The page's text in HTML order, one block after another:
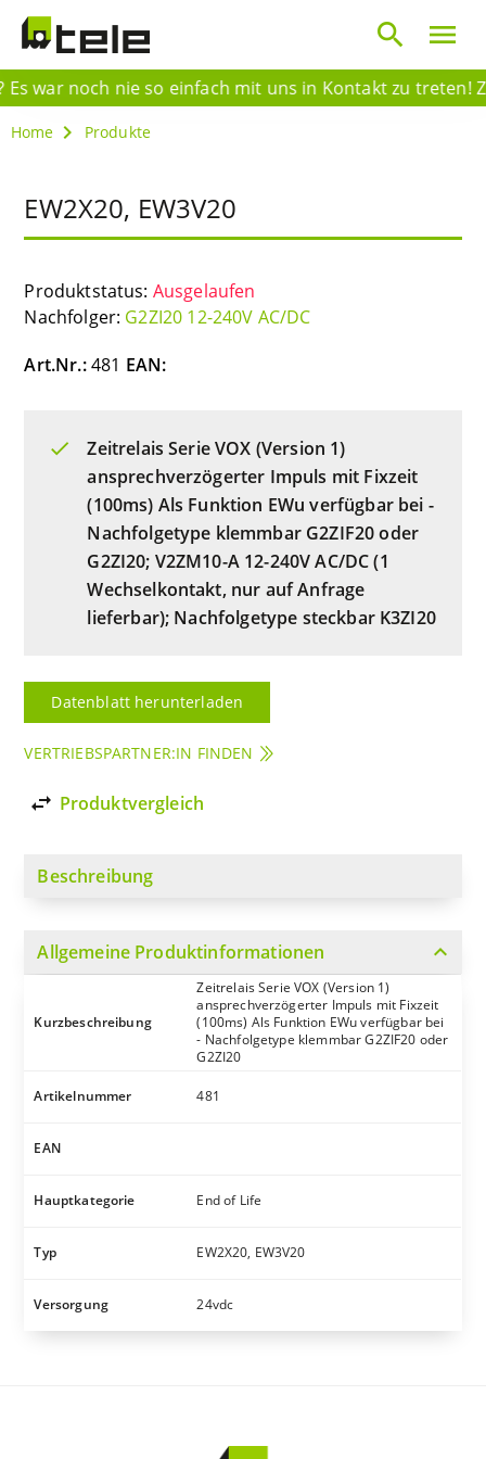
war noch nie so einfach mit uns in Kontakt zu treten!
menu
search
Home Produkte
EW2X20, EW3V20
Produktstatus: Ausgelaufen
Nachfolger: G2ZI20 12-240V AC/DC
Art.Nr.:481 EAN:
Zeitrelais Serie VOX (Version 1)
ansprechverzögerter Impuls mit Fixzeit
(100ms) Als Funktion EWu verfügbar bei -
Nachfolgetype klemmbar G2ZIF20 oder
G2ZI20; V2ZM10-A 12-240V AC/DC (1
Wechselkontakt, nur auf Anfrage
lieferbar); Nachfolgetype steckbar K3ZI20
Datenblatt herunterladen
VERTRIEBSPARTNER:IN FINDEN
import_export Produktvergleich
Beschreibung
Allgemeine Produktinformationen expand_more
Kurzbeschreibung
Zeitrelais Serie VOX (Version 1)
ansprechverzögerter Impuls mit Fixzeit
(100ms) Als Funktion EWu verfügbar bei
- Nachfolgetype klemmbar G2ZIF20 oder
G2ZI20
Artikelnummer 481
EAN
Hauptkategorie End of Life
Typ EW2X20, EW3V20
Versorgung 24vdc